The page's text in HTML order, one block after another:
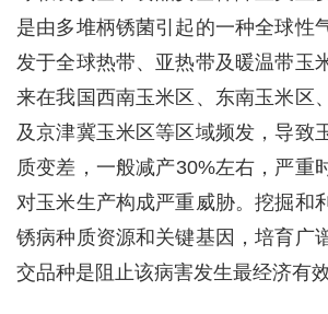
是由多堆柄锈菌引起的一种全球性
发于全球热带、亚热带及暖温带玉
来在我国西南玉米区、东南玉米区
及京津冀玉米区等区域频发，导致
质变差，一般减产30%左右，严重
对玉米生产构成严重威胁。挖掘和
锈病种质资源和关键基因，培育广
交品种是阻止该病害发生最经济有效